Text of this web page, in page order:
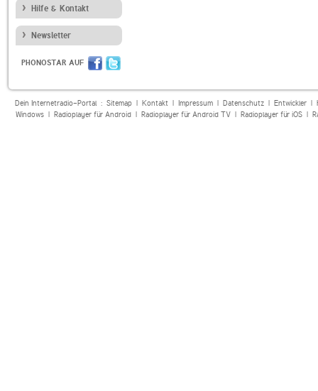
Hilfe & Kontakt
Newsletter
PHONOSTAR AUF
Dein Internetradio-Portal : Sitemap| Kontakt| Impressum| Datenschutz| Entwickler|
Windows| Radioplayer für Android| Radioplayer für Android TV| Radioplayer für iOS|